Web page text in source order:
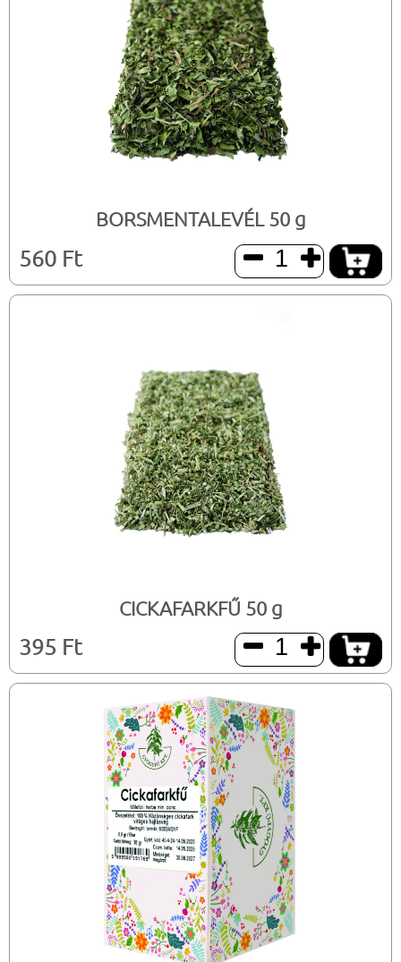
BORSMENTALEVÉL 50 g
560 Ft  
CICKAFARKFŰ 50 g
395 Ft  